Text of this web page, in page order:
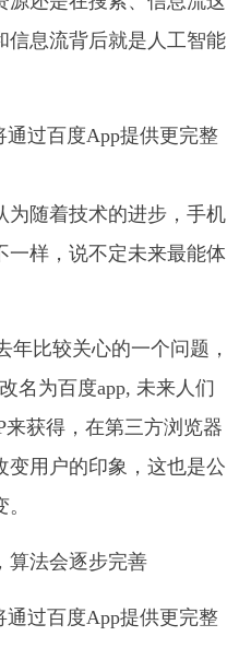
信息流背后就是人工智能
为随着技术的进步，手机
一样，说不定未来最能体
比较关心的一个问题，
名为百度app, 未来人们
获得，在第三方浏览器
变用户的印象，这也是公
算法会逐步完善